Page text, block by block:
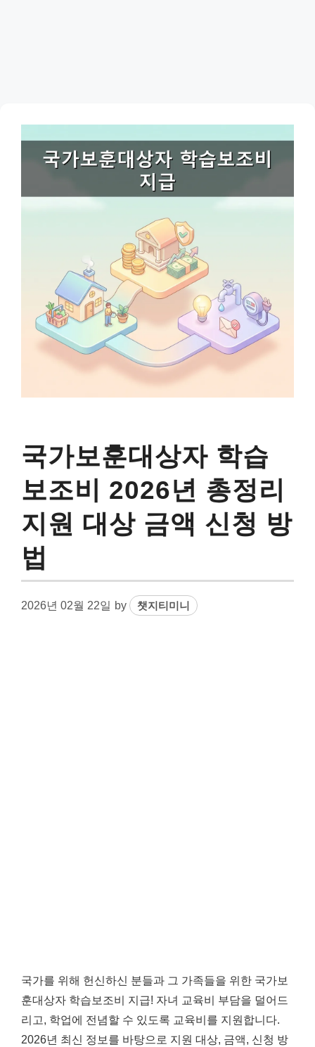
국가보훈대상자 학습
보조비 2026년 총정리
지원 대상 금액 신청 방
법
2026년 02월 22일 by 챗지티미니
국가를 위해 헌신하신 분들과 그 가족들을 위한 국가보
훈대상자 학습보조비 지급! 자녀 교육비 부담을 덜어드
리고, 학업에 전념할 수 있도록 교육비를 지원합니다.
2026년 최신 정보를 바탕으로 지원 대상, 금액, 신청 방